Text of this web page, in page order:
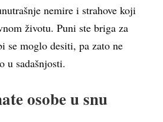
nemire i strahove koji
životu. Puni ste briga za
se moglo desiti, pa zato ne
u sadašnjosti.
osobe u snu